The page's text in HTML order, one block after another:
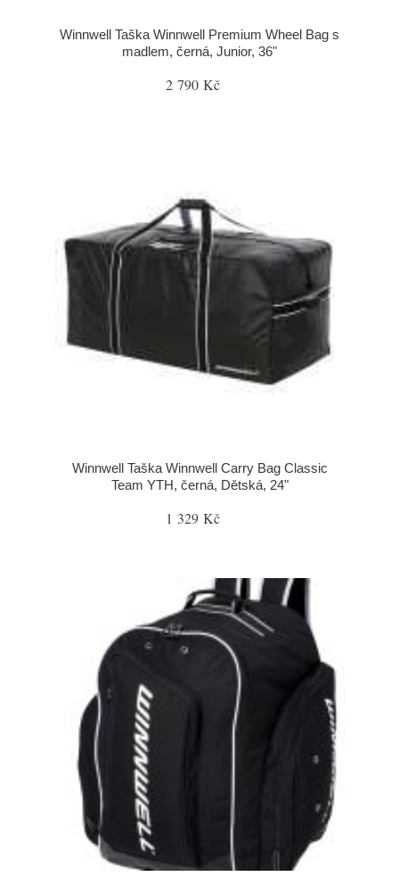
Winnwell Taška Winnwell Premium Wheel Bag s
madlem, černá, Junior, 36"
2 790 Kč
Winnwell Taška Winnwell Carry Bag Classic
Team YTH, černá, Dětská, 24"
1 329 Kč